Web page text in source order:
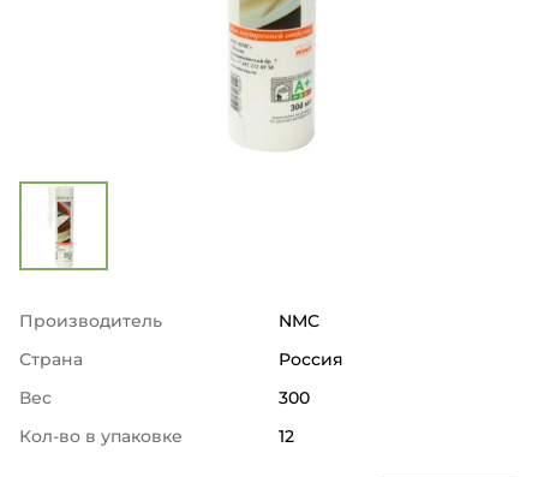
Производитель
NMC
Страна
Россия
Вес
300
Кол-во в упаковке
12